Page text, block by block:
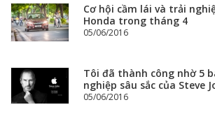
Cơ hội cầm lái và trải
Honda trong tháng 4
05/06/2016
Tôi đã thành công nhờ 5
nghiệp sâu sắc của Steve
05/06/2016